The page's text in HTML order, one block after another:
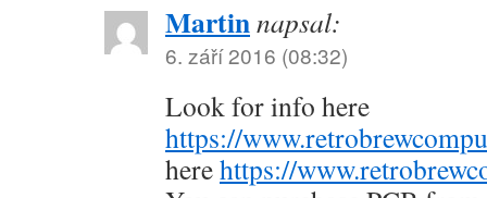
Martinnapsal:
6. září 2016 (08:32)
Look for info here
https://
herehttps://